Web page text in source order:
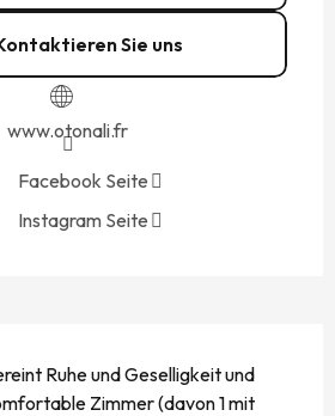
Sie uns
www.otonali.fr
Facebook Seite
Instagram Seite
Ruhe und Geselligkeit und
Zimmer (davon 1 mit